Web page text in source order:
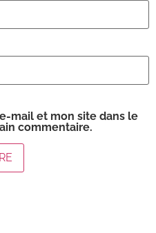
mail et mon site dans le
commentaire.